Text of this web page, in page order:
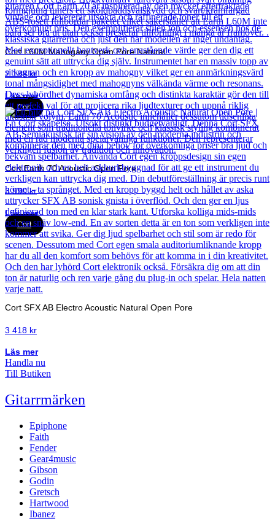
Cort L60M Mahogany Open Pore Natural
2 188kr
Läs mer
Cort
Cort Earth 70 Acoustic Open Pore
3 990kr
Läs mer
Cort
Cort SFX AB Electro Acoustic Natural Open Pore
3 418 kr
Läs mer
Handla nu
Till Butiken
Gitarrmärken
Epiphone
Faith
Fender
Gear4music
Gibson
Godin
Gretsch
Hartwood
Ibanez